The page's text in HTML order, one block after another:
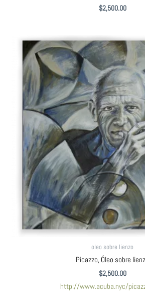
$2,500.00
oleo sobre lienzo
Picazzo, Óleo sobre
$2,500.00
http://www.acuba.nyc/